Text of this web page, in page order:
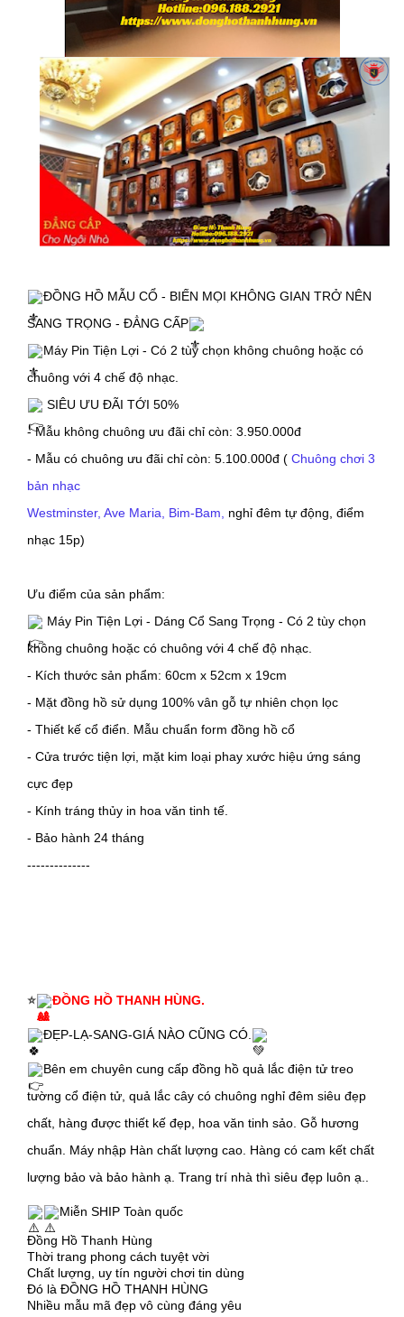
ĐỒNG HỒ MẪU CỔ - BIẾN MỌI KHÔNG GIAN TRỞ NÊN
SANG TRỌNG - ĐẲNG CẤP
Máy Pin Tiện Lợi - Có 2 tùy chọn không chuông hoặc có
chuông với 4 chế độ nhạc.
SIÊU ƯU ĐÃI TỚI 50%
- Mẫu không chuông ưu đãi chỉ còn: 3.950.000đ
- Mẫu có chuông ưu đãi chỉ còn: 5.100.000đ ( Chuông chơi 3
bản nhạc
Westminster, Ave Maria, Bim-Bam,
nghỉ đêm tự động, điểm
nhạc 15p)
Ưu điểm của sản phẩm:
Máy Pin Tiện Lợi - Dáng Cổ Sang Trọng - Có 2 tùy chọn
không chuông hoặc có chuông với 4 chế độ nhạc.
- Kích thước sản phẩm: 60cm x 52cm x 19cm
- Mặt đồng hồ sử dụng 100% vân gỗ tự nhiên chọn lọc
- Thiết kế cổ điển. Mẫu chuẩn form đồng hồ cổ
- Cửa trước tiện lợi, mặt kim loại phay xước hiệu ứng sáng
cực đẹp
- Kính tráng thủy in hoa văn tinh tế.
- Bảo hành 24 tháng
--------------
⭐ ĐỒNG HỒ THANH HÙNG.
ĐẸP-LẠ-SANG-GIÁ NÀO CŨNG CÓ.
Bên em chuyên cung cấp đồng hồ quả lắc điện tử treo
tường cổ điện tử, quả lắc cây có chuông nghỉ đêm siêu đẹp
chất, hàng được thiết kế đẹp, hoa văn tinh sảo. Gỗ hương
chuẩn. Máy nhập Hàn chất lượng cao. Hàng có cam kết chất
lượng bảo và bảo hành ạ. Trang trí nhà thì siêu đẹp luôn ạ..
Miễn SHIP Toàn quốc
Đồng Hồ Thanh Hùng
Thời trang phong cách tuyệt vời
Chất lượng, uy tín người chơi tin dùng
Đó là ĐỒNG HỒ THANH HÙNG
Nhiều mẫu mã đẹp vô cùng đáng yêu